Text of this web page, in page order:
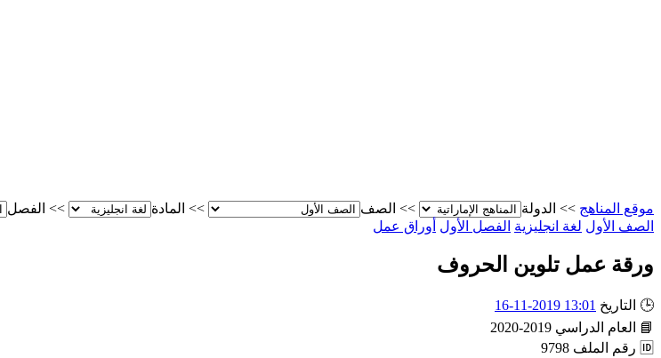
موقع المناهج >> الدولة >> الصف >> المادة >> الفصل
الصف الأول لغة انجليزية الفصل الأول أوراق عمل
ورقة عمل تلوين الحروف
🕒 التاريخ 13:01 2019-11-16
📘
العام الدراسي 2019-2020
🆔 رقم الملف 9798